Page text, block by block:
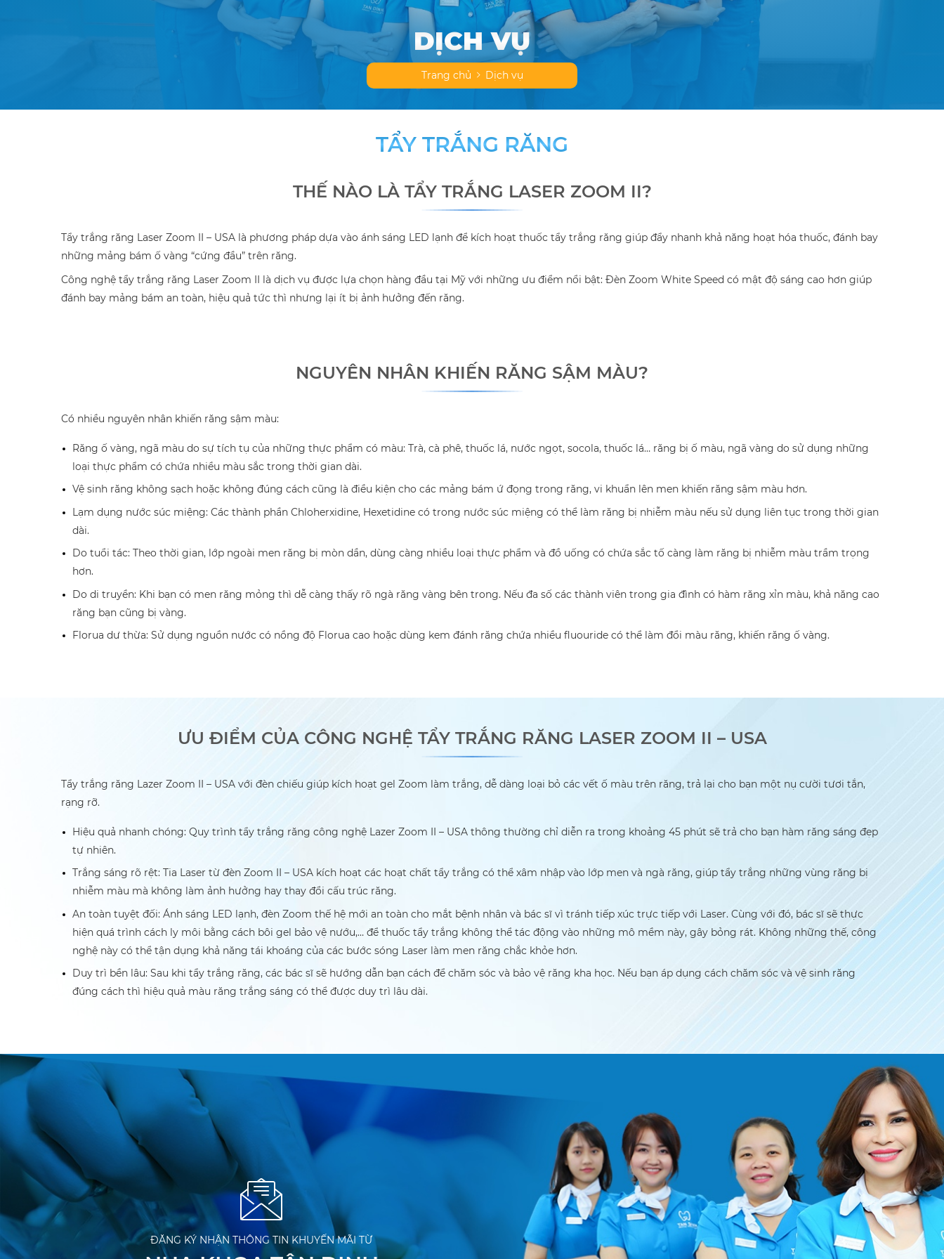
DỊCH VỤ
Trang chủ Dịch vụ
TẨY TRẮNG RĂNG
THẾ NÀO LÀ TẨY TRẮNG LASER ZOOM II?
Tẩy trắng răng Laser Zoom II – USA là phương pháp dựa vào ánh sáng LED lạnh để kích hoạt thuốc tẩy trắng răng giúp đẩy nhanh khả năng hoạt hóa thuốc, đánh bay
những mảng bám ố vàng “cứng đầu” trên răng.
Công nghệ tẩy trắng răng Laser Zoom II là dịch vụ được lựa chọn hàng đầu tại Mỹ với những ưu điểm nổi bật: Đèn Zoom White Speed có mật độ sáng cao hơn giúp
đánh bay mảng bám an toàn, hiệu quả tức thì nhưng lại ít bị ảnh hưởng đến răng.
NGUYÊN NHÂN KHIẾN RĂNG SẬM MÀU?
Có nhiều nguyên nhân khiến răng sậm màu:
Răng ố vàng, ngã màu do sự tích tụ của những thực phẩm có màu: Trà, cà phê, thuốc lá, nước ngọt, socola, thuốc lá… răng bị ố màu, ngã vàng do sử dụng những
loại thực phẩm có chứa nhiều màu sắc trong thời gian dài.
Vệ sinh răng không sạch hoặc không đúng cách cũng là điều kiện cho các mảng bám ứ đọng trong răng, vi khuẩn lên men khiến răng sậm màu hơn.
Lạm dụng nước súc miệng: Các thành phần Chloherxidine, Hexetidine có trong nước súc miệng có thể làm răng bị nhiễm màu nếu sử dụng liên tục trong thời gian
dài.
Do tuổi tác: Theo thời gian, lớp ngoài men răng bị mòn dần, dùng càng nhiều loại thực phẩm và đồ uống có chứa sắc tố càng làm răng bị nhiễm màu trầm trọng
hơn.
Do di truyền: Khi bạn có men răng mỏng thì dễ càng thấy rõ ngà răng vàng bên trong. Nếu đa số các thành viên trong gia đình có hàm răng xỉn màu, khả năng cao
răng bạn cũng bị vàng.
Florua dư thừa: Sử dụng nguồn nước có nồng độ Florua cao hoặc dùng kem đánh răng chứa nhiều fluouride có thể làm đổi màu răng, khiến răng ố vàng.
ƯU ĐIỂM CỦA CÔNG NGHỆ TẨY TRẮNG RĂNG LASER ZOOM II – USA
Tẩy trắng răng Lazer Zoom II – USA với đèn chiếu giúp kích hoạt gel Zoom làm trắng, dễ dàng loại bỏ các vết ố màu trên răng, trả lại cho bạn một nụ cười tươi tắn,
rạng rỡ.
Hiệu quả nhanh chóng: Quy trình tẩy trắng răng công nghệ Lazer Zoom II – USA thông thường chỉ diễn ra trong khoảng 45 phút sẽ trả cho bạn hàm răng sáng đẹp
tự nhiên.
Trắng sáng rõ rệt: Tia Laser từ đèn Zoom II – USA kích hoạt các hoạt chất tẩy trắng có thể xâm nhập vào lớp men và ngà răng, giúp tẩy trắng những vùng răng bị
nhiễm màu mà không làm ảnh hưởng hay thay đổi cấu trúc răng.
An toàn tuyệt đối: Ánh sáng LED lạnh, đèn Zoom thế hệ mới an toàn cho mắt bệnh nhân và bác sĩ vì tránh tiếp xúc trực tiếp với Laser. Cùng với đó, bác sĩ sẽ thực
hiện quá trình cách ly môi bằng cách bôi gel bảo vệ nướu,… để thuốc tẩy trắng không thể tác động vào những mô mềm này, gây bỏng rát. Không những thế, công
nghệ này có thể tận dụng khả năng tái khoáng của các bước sóng Laser làm men răng chắc khỏe hơn.
Duy trì bền lâu: Sau khi tẩy trắng răng, các bác sĩ sẽ hướng dẫn bạn cách để chăm sóc và bảo vệ răng kha học. Nếu bạn áp dụng cách chăm sóc và vệ sinh răng
đúng cách thì hiệu quả màu răng trắng sáng có thể được duy trì lâu dài.
ĐĂNG KÝ NHẬN THÔNG TIN KHUYẾN MÃI TỪ